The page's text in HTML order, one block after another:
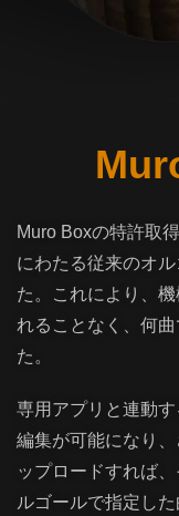
Muro Boxの特許取
にわたる従来のオ
た。これにより、
れることなく、何
た。
専用アプリと連動
編集が可能になり
ップロードすれば
ルゴールで指定し